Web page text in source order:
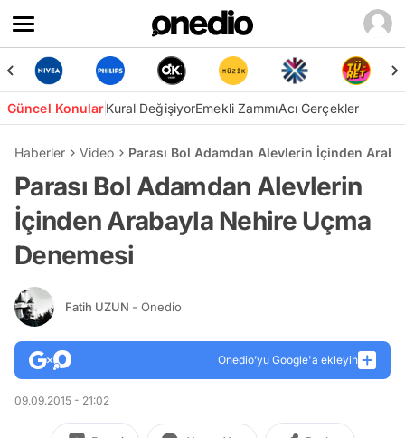
Güncel KonularKural DeğişiyorEmekli ZammıAcı Gerçekler
Haberler Video Parası Bol Adamdan Alevlerin İçinden
Parası Bol Adamdan Alevlerin
İçinden Arabayla Nehire Uçma
Denemesi
Fatih UZUN - Onedio
Onedio’yu Google'a ekleyin
09.09.2015 - 21:02